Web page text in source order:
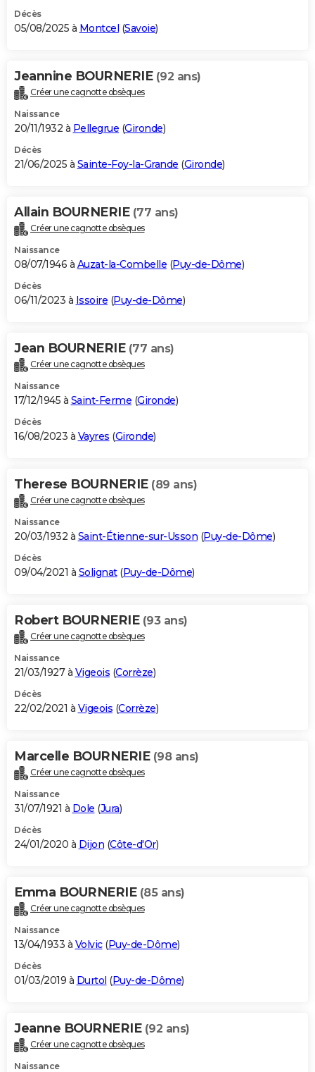
Décès
05/08/2025 à Montcel (Savoie)
Jeannine BOURNERIE (92 ans)
Créer une cagnotte obsèques
Naissance
20/11/1932 à Pellegrue (Gironde)
Décès
21/06/2025 à Sainte-Foy-la-Grande (Gironde)
Allain BOURNERIE (77 ans)
Créer une cagnotte obsèques
Naissance
08/07/1946 à Auzat-la-Combelle (Puy-de-Dôme)
Décès
06/11/2023 à Issoire (Puy-de-Dôme)
Jean BOURNERIE (77 ans)
Créer une cagnotte obsèques
Naissance
17/12/1945 à Saint-Ferme (Gironde)
Décès
16/08/2023 à Vayres (Gironde)
Therese BOURNERIE (89 ans)
Créer une cagnotte obsèques
Naissance
20/03/1932 à Saint-Étienne-sur-Usson (Puy-de-Dôme)
Décès
09/04/2021 à Solignat(Puy-de-Dôme)
Robert BOURNERIE (93 ans)
Créer une cagnotte obsèques
Naissance
21/03/1927 à Vigeois (Corrèze)
Décès
22/02/2021 à Vigeois (Corrèze)
Marcelle BOURNERIE (98 ans)
Créer une cagnotte obsèques
Naissance
31/07/1921 à Dole (Jura)
Décès
24/01/2020 à Dijon (Côte-d'Or)
Emma BOURNERIE (85 ans)
Créer une cagnotte obsèques
Naissance
13/04/1933 à Volvic(Puy-de-Dôme)
Décès
01/03/2019 à Durtol (Puy-de-Dôme)
Jeanne BOURNERIE (92 ans)
Créer une cagnotte obsèques
Naissance